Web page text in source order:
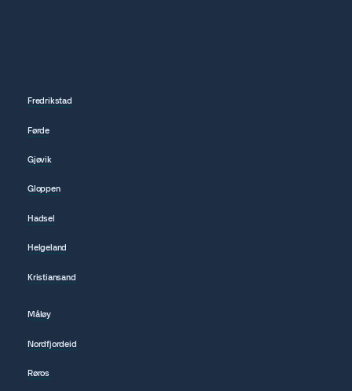
Fredrikstad
Førde
Gjøvik
Gloppen
Hadsel
Helgeland
Kristiansand
Måløy
Nordfjordeid
Røros